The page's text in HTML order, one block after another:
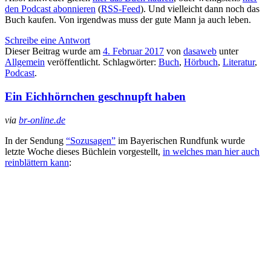
den Podcast abonnieren (RSS-Feed). Und vielleicht dann noch das
Buch kaufen. Von irgendwas muss der gute Mann ja auch leben.
Schreibe eine Antwort
Dieser Beitrag wurde am 4. Februar 2017 von dasaweb unter
Allgemein veröffentlicht. Schlagwörter: Buch, Hörbuch, Literatur,
Podcast.
Ein Eichhörnchen geschnupft haben
via br-online.de
In der Sendung “Sozusagen” im Bayerischen Rundfunk wurde
letzte Woche dieses Büchlein vorgestellt, in welches man hier auch
reinblättern kann: